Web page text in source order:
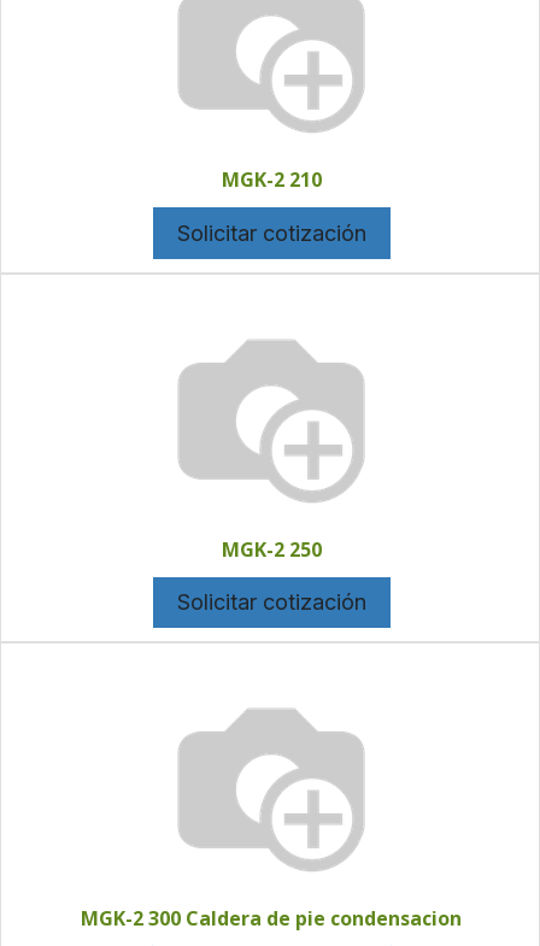
MGK-2 210
Solicitar cotización
MGK-2 250
Solicitar cotización
MGK-2 300 Caldera de pie condensacion